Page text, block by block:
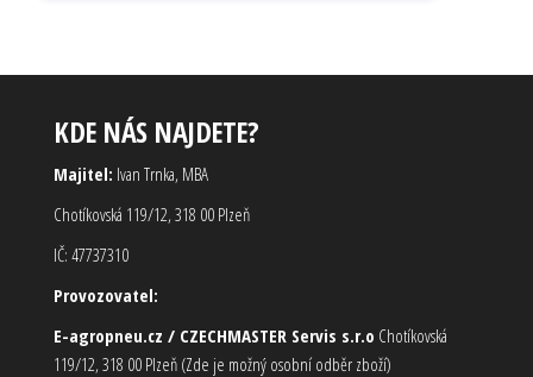
KDE NÁS NAJDETE?
Majitel: Ivan Trnka, MBA
Chotíkovská 119/12, 318 00 Plzeň
IČ: 47737310
Provozovatel:
E-agropneu.cz / CZECHMASTER Servis s.r.o Chotíkovská
119/12, 318 00 Plzeň (Zde je možný osobní odběr zboží)